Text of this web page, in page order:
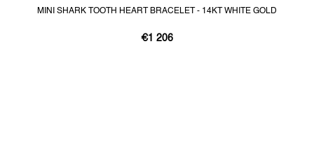
MINI SHARK TOOTH HEART BRACELET - 14KT WHITE GOLD
€1 206